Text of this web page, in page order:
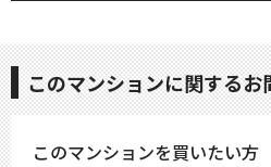
このマンションに関するお
このマンションを買いたい方